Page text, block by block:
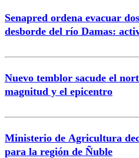
Senapred ordena evacuar
desborde del río Damas:
Nuevo temblor sacude el
magnitud y el epicentro
Ministerio de Agricultura
para la región de Ñuble